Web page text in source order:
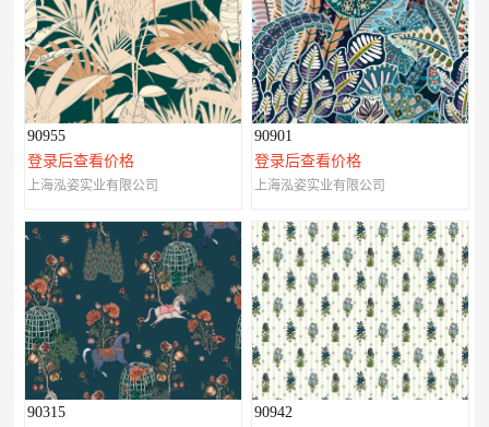
90955
登录后查看价格
上海泓姿实业有限公司
90901
登录后查看价格
上海泓姿实业有限公司
90315
90942